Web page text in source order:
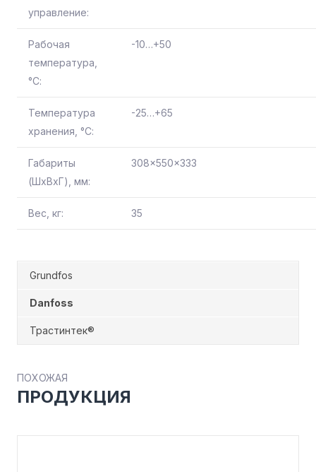
управление:
Рабочая
температура,
°С:
-10…+50
Температура
хранения, °С:
-25…+65
Габариты
(ШхВхГ), мм:
308x550x333
Вес, кг: 35
Grundfos
Danfoss
Трастинтек®
ПОХОЖАЯ
ПРОДУКЦИЯ